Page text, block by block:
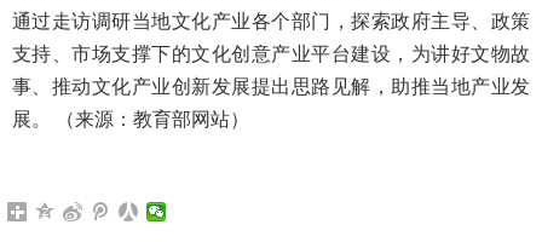
通过走访调研当地文化产业各个部门，探索政府主导、政策
支持、市场支撑下的文化创意产业平台建设，为讲好文物故
事、推动文化产业创新发展提出思路见解，助推当地产业发
展。 （来源：教育部网站）